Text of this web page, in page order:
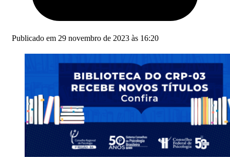
Publicado em 29 novembro de 2023 às 16:20